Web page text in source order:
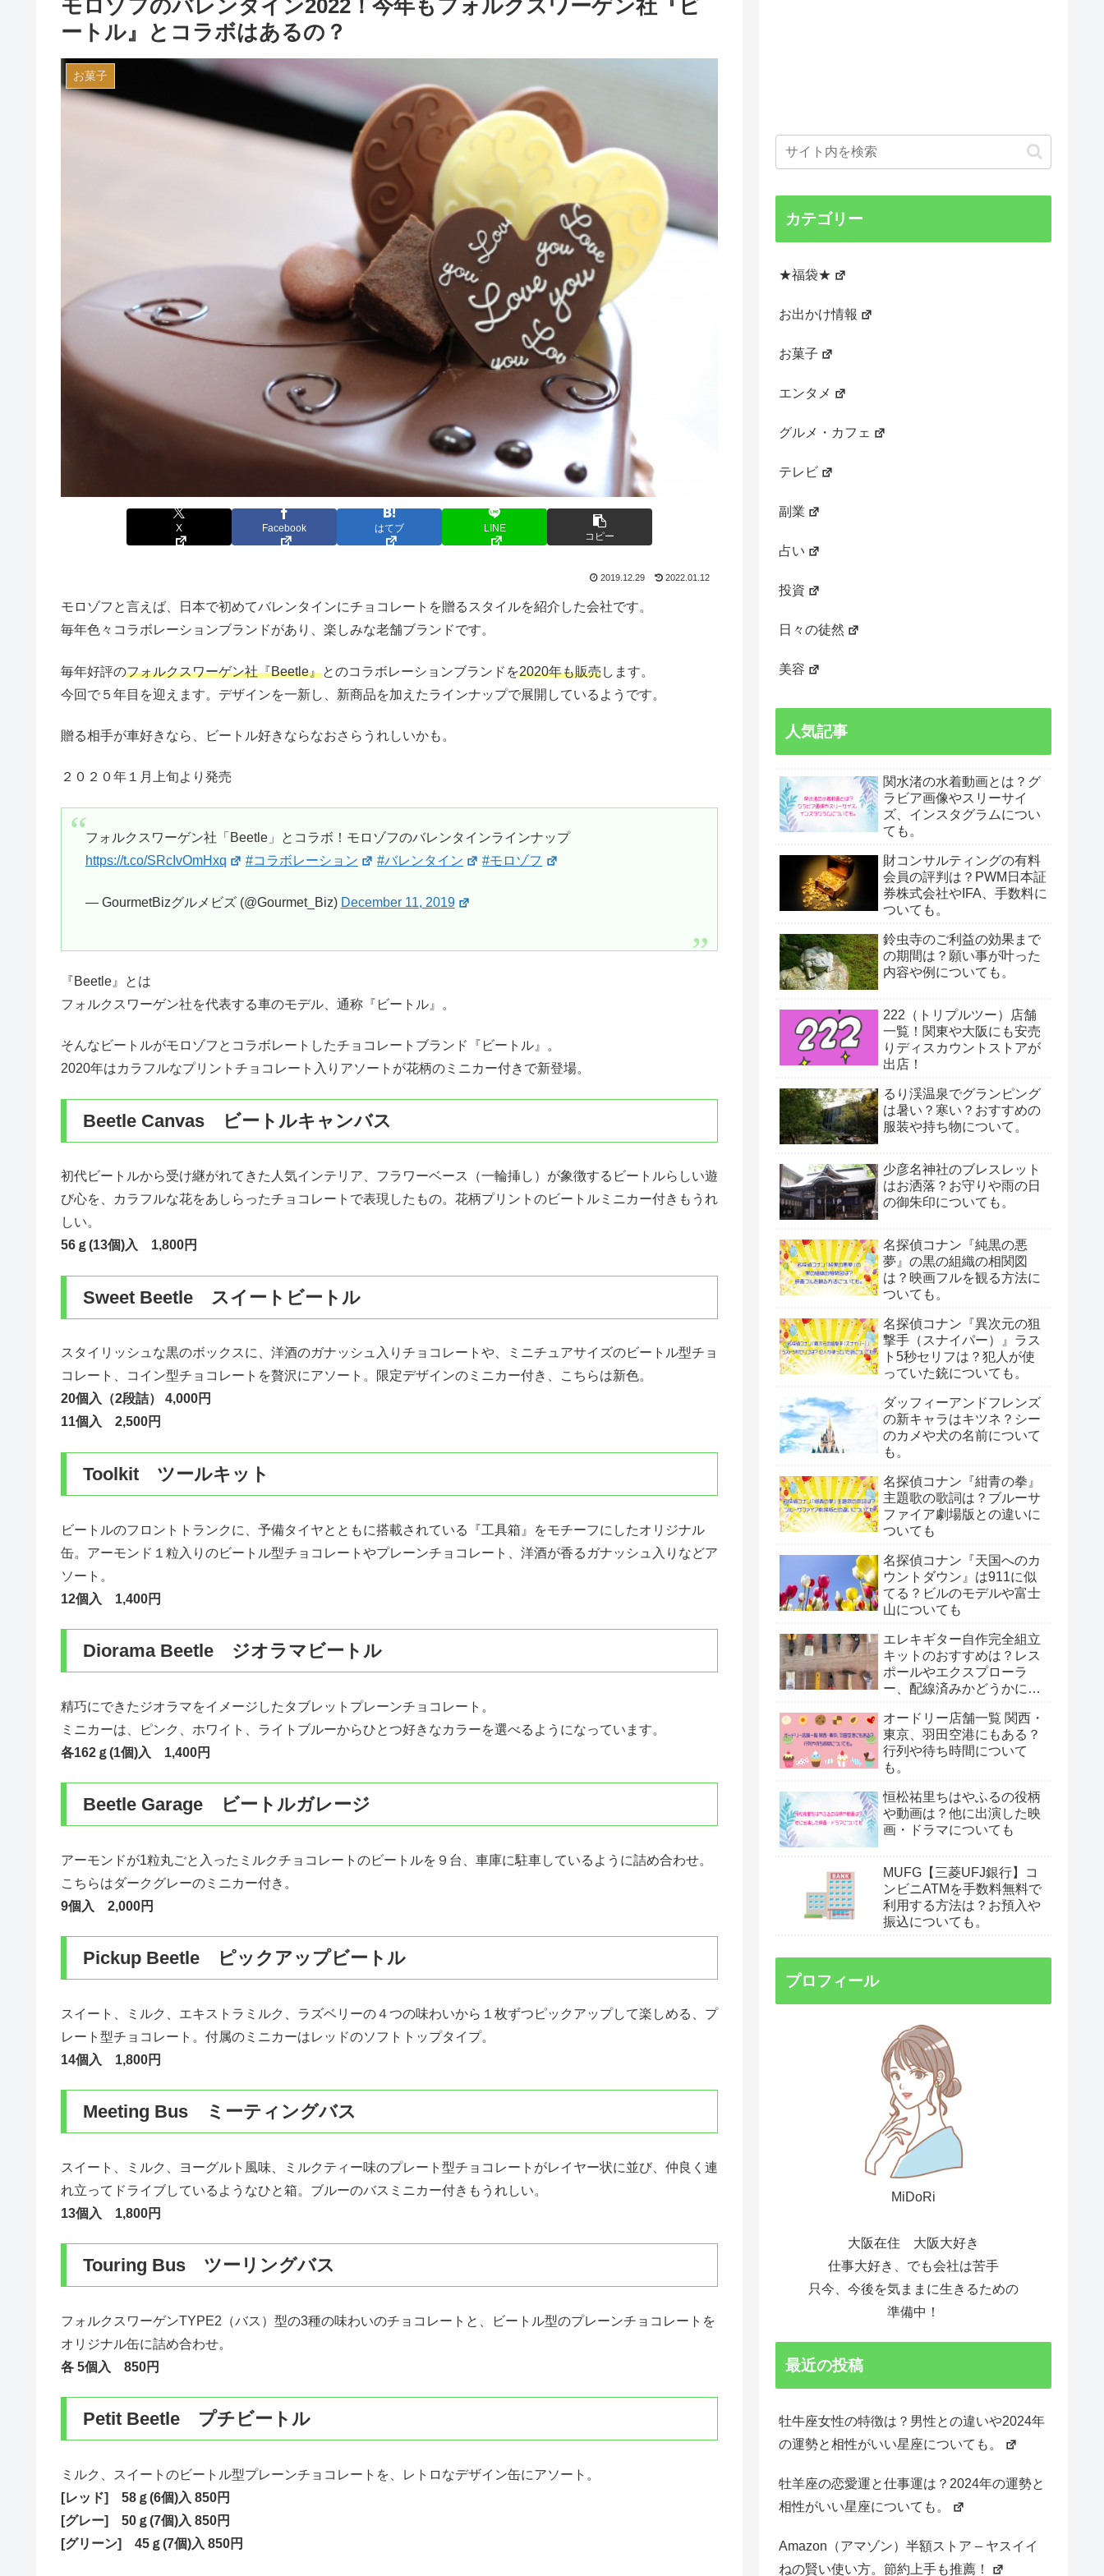
モロゾフのバレンタイン2022！今年もフォルクスワーゲン社『ビ
ートル』とコラボはあるの？
お菓子
X Facebook はてブ LINE
コピー
2019.12.29 2022.01.12
モロゾフと言えば、日本で初めてバレンタインにチョコレートを贈るスタイルを紹介した会社です。
毎年色々コラボレーションブランドがあり、楽しみな老舗ブランドです。
毎年好評のフォルクスワーゲン社『Beetle』とのコラボレーションブランドを2020年も販売します。
今回で５年目を迎えます。デザインを一新し、新商品を加えたラインナップで展開しているようです。
贈る相手が車好きなら、ビートル好きならなおさらうれしいかも。
２０２０年１月上旬より発売
フォルクスワーゲン社「Beetle」とコラボ！モロゾフのバレンタインラインナップ
https://t.co/SRcIvOmHxq
#コラボレーション #バレンタイン #モロゾフ
— GourmetBizグルメビズ (@Gourmet_Biz) December 11, 2019
『Beetle』とは
フォルクスワーゲン社を代表する車のモデル、通称『ビートル』。
そんなビートルがモロゾフとコラボレートしたチョコレートブランド『ビートル』。
2020年はカラフルなプリントチョコレート入りアソートが花柄のミニカー付きで新登場。
Beetle Canvas ビートルキャンバス
初代ビートルから受け継がれてきた人気インテリア、フラワーベース（一輪挿し）が象徴するビートルらしい遊
び心を、カラフルな花をあしらったチョコレートで表現したもの。花柄プリントのビートルミニカー付きもうれ
しい。
56ｇ(13個)入 1,800円
Sweet Beetle スイートビートル
スタイリッシュな黒のボックスに、洋酒のガナッシュ入りチョコレートや、ミニチュアサイズのビートル型チョ
コレート、コイン型チョコレートを贅沢にアソート。限定デザインのミニカー付き、こちらは新色。
20個入（2段詰） 4,000円
11個入 2,500円
Toolkit ツールキット
ビートルのフロントトランクに、予備タイヤとともに搭載されている『工具箱』をモチーフにしたオリジナル
缶。アーモンド１粒入りのビートル型チョコレートやプレーンチョコレート、洋酒が香るガナッシュ入りなどア
ソート。
12個入 1,400円
Diorama Beetle ジオラマビートル
精巧にできたジオラマをイメージしたタブレットプレーンチョコレート。
ミニカーは、ピンク、ホワイト、ライトブルーからひとつ好きなカラーを選べるようになっています。
各162ｇ(1個)入 1,400円
Beetle Garage ビートルガレージ
アーモンドが1粒丸ごと入ったミルクチョコレートのビートルを９台、車庫に駐車しているように詰め合わせ。
こちらはダークグレーのミニカー付き。
9個入 2,000円
Pickup Beetle ピックアップビートル
スイート、ミルク、エキストラミルク、ラズベリーの４つの味わいから１枚ずつピックアップして楽しめる、プ
レート型チョコレート。付属のミニカーはレッドのソフトトップタイプ。
14個入 1,800円
Meeting Bus ミーティングバス
スイート、ミルク、ヨーグルト風味、ミルクティー味のプレート型チョコレートがレイヤー状に並び、仲良く連
れ立ってドライブしているようなひと箱。ブルーのバスミニカー付きもうれしい。
13個入 1,800円
Touring Bus ツーリングバス
フォルクスワーゲンTYPE2（バス）型の3種の味わいのチョコレートと、ビートル型のプレーンチョコレートを
オリジナル缶に詰め合わせ。
各 5個入 850円
Petit Beetle プチビートル
ミルク、スイートのビートル型プレーンチョコレートを、レトロなデザイン缶にアソート。
[レッド] 58ｇ(6個)入 850円
[グレー] 50ｇ(7個)入 850円
[グリーン] 45ｇ(7個)入 850円
カテゴリー
★福袋★
お出かけ情報
お菓子
エンタメ
グルメ・カフェ
テレビ
副業
占い
投資
日々の徒然
美容
人気記事
関水渚の水着動画とは？グ
ラビア画像やスリーサイ
ズ、インスタグラムについ
ても。
財コンサルティングの有料
会員の評判は？PWM日本証
券株式会社やIFA、手数料に
ついても。
鈴虫寺のご利益の効果まで
の期間は？願い事が叶った
内容や例についても。
222（トリプルツー）店舗
一覧！関東や大阪にも安売
りディスカウントストアが
出店！
るり渓温泉でグランピング
は暑い？寒い？おすすめの
服装や持ち物について。
少彦名神社のブレスレット
はお洒落？お守りや雨の日
の御朱印についても。
名探偵コナン『純黒の悪
夢』の黒の組織の相関図
は？映画フルを観る方法に
ついても。
名探偵コナン『異次元の狙
撃手（スナイパー）』ラス
ト5秒セリフは？犯人が使
っていた銃についても。
ダッフィーアンドフレンズ
の新キャラはキツネ？シー
のカメや犬の名前について
も。
名探偵コナン『紺青の拳』
主題歌の歌詞は？ブルーサ
ファイア劇場版との違いに
ついても
名探偵コナン『天国へのカ
ウントダウン』は911に似
てる？ビルのモデルや富士
山についても
エレキギター自作完全組立
キットのおすすめは？レス
ポールやエクスプローラ
ー、配線済みかどうかにつ
オードリー店舗一覧 関西・
東京、羽田空港にもある？
行列や待ち時間について
も。
恒松祐里ちはやふるの役柄
や動画は？他に出演した映
画・ドラマについても
MUFG【三菱UFJ銀行】コ
ンビニATMを手数料無料で
利用する方法は？お預入や
振込についても。
プロフィール
MiDoRi
大阪在住 大阪大好き
仕事大好き、でも会社は苦手
只今、今後を気ままに生きるための
準備中！
最近の投稿
牡牛座女性の特徴は？男性との違いや2024年
の運勢と相性がいい星座についても。
牡羊座の恋愛運と仕事運は？2024年の運勢と
相性がいい星座についても。
Amazon（アマゾン）半額ストア – ヤスイイ
ねの賢い使い方。節約上手も推薦！